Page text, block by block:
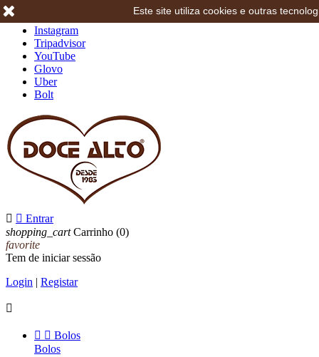
Instagram
Tripadvisor
YouTube
Glovo
Uber
Bolt
  Entrar
shopping_cart Carrinho (0)
favorite
Tem de iniciar sessão
Login | Registar

  Bolos
Bolos
Este site utiliza cookies e outras